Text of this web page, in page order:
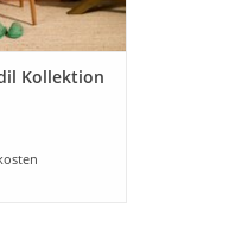
Kollektion